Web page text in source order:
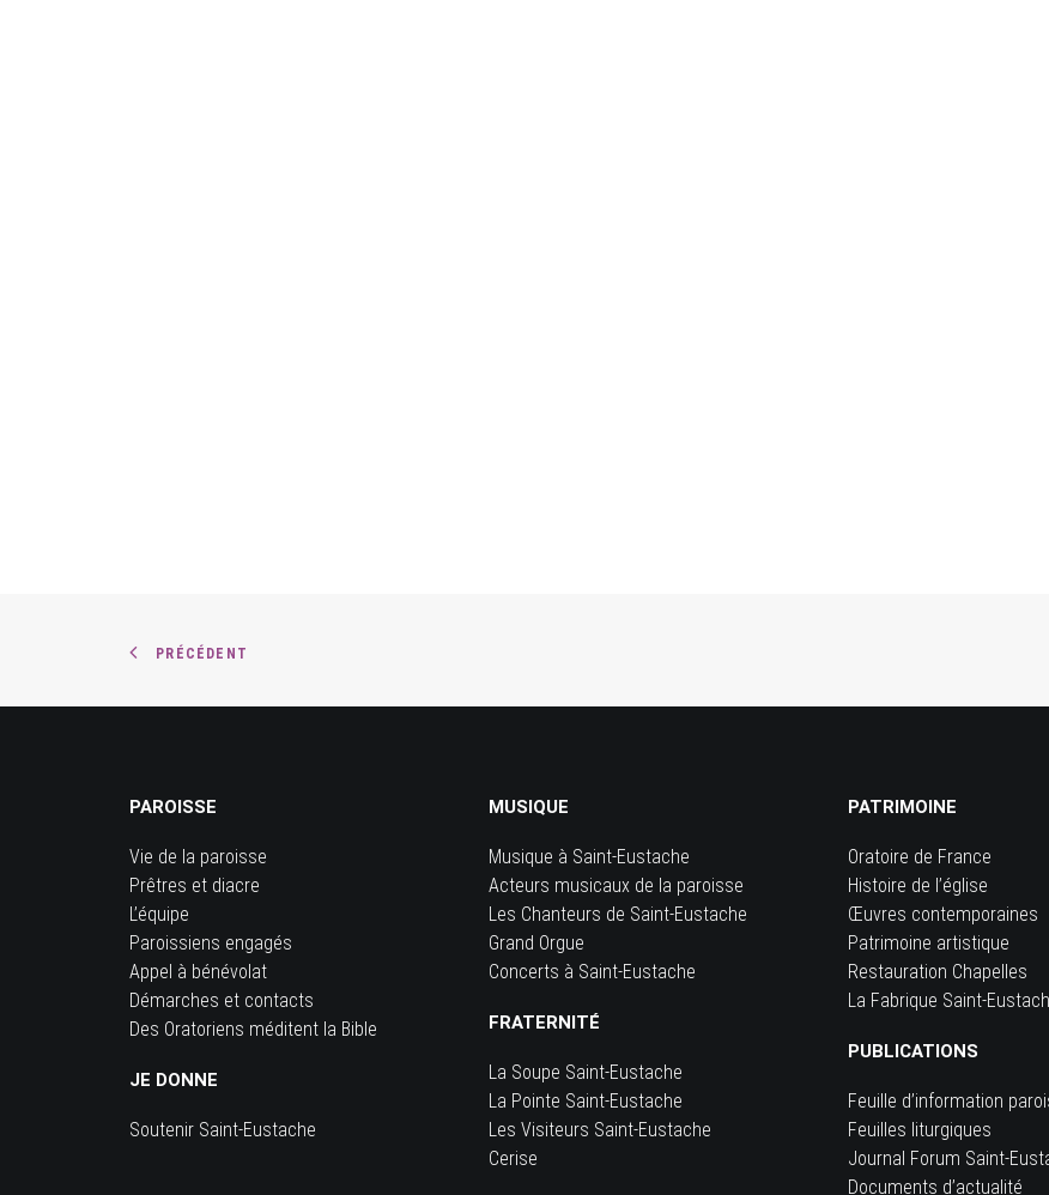
PRÉCÉDENT
PAROISSE
Vie de la paroisse
Prêtres et diacre
L’équipe
Paroissiens engagés
Appel à bénévolat
Démarches et contacts
Des Oratoriens méditent la Bible
JE DONNE
Soutenir Saint-Eustache
MUSIQUE
Musique à Saint-Eustache
Acteurs musicaux de la paroisse
Les Chanteurs de Saint-Eustache
Grand Orgue
Concerts à Saint-Eustache
FRATERNITÉ
La Soupe Saint-Eustache
La Pointe Saint-Eustache
Les Visiteurs Saint-Eustache
Cerise
PATRIMOINE
Oratoire de France
Histoire de l’église
Œuvres contemporaines
Patrimoine artistique
Restauration Chapelles
La Fabrique Saint-
PUBLICATIONS
Feuille d’information
Feuilles liturgiques
Journal Forum Saint-
Documents d’actualité